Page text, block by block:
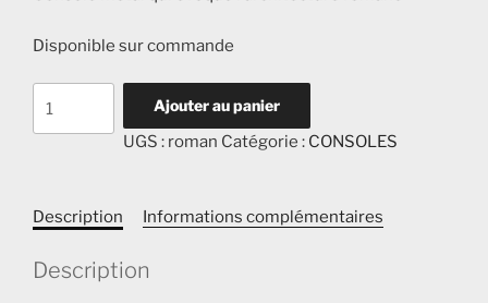
Disponible sur commande
de
Ajouter au panier
UGS : roman Catégorie : CONSOLES
Description Informations complémentaires
Description